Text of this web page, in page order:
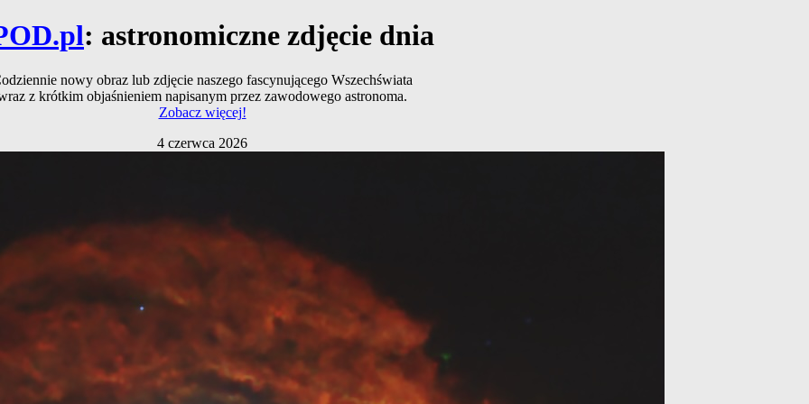
: astronomiczne zdjęcie dnia
nowy obraz lub zdjęcie naszego fascynującego Wszechświata
z krótkim objaśnieniem napisanym przez zawodowego astronoma.
Zobacz więcej!
4 czerwca 2026